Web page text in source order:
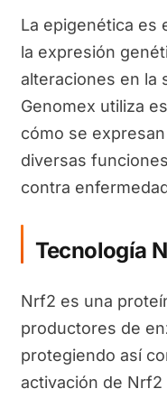
La epigenética es
la expresión
alteraciones en la
Genomex utiliza
cómo se
diversas
contra
Tecnología
Nrf2 es una
productores de
protegiendo así
activación de